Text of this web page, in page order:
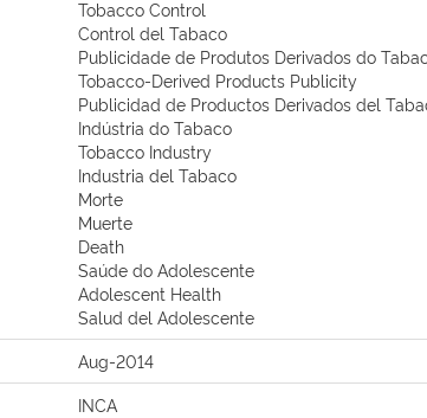
Tobacco Control
Control del Tabaco
Publicidade de Produtos Derivados do
Tobacco-Derived Products Publicity
Publicidad de Productos Derivados del
Indústria do Tabaco
Tobacco Industry
Industria del Tabaco
Morte
Muerte
Death
Saúde do Adolescente
Adolescent Health
Salud del Adolescente
Aug-2014
INCA